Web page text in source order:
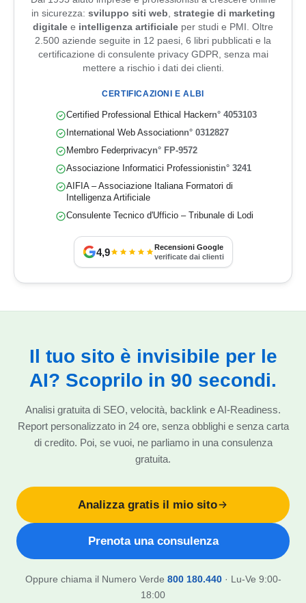
in sicurezza: sviluppo siti web, strategie di marketing
digitale e intelligenza artificiale per studi e PMI. Oltre
2.500 aziende seguite in 12 paesi, 6 libri pubblicati e la
certificazione di consulente privacy GDPR, senza mai
mettere a rischio i dati dei clienti.
CERTIFICAZIONI E ALBI
Certified Professional Ethical Hackern° 4053103
International Web Associationn° 0312827
Membro Federprivacyn° FP-9572
Associazione Informatici Professionistin° 3241
AIFIA – Associazione Italiana Formatori di
Intelligenza Artificiale
Consulente Tecnico d'Ufficio – Tribunale di Lodi
4,9
Recensioni Google
verificate dai clienti
Il tuo sito è invisibile per le
AI? Scoprilo in 90 secondi.
Analisi gratuita di SEO, velocità, backlink e AI-Readiness.
Report personalizzato in 24 ore, senza obblighi e senza carta
di credito. Poi, se vuoi, ne parliamo in una consulenza
gratuita.
Analizza gratis il mio sito
Prenota una consulenza
Oppure chiama il Numero Verde 800 180.440· Lu-Ve 9:00-
18:00